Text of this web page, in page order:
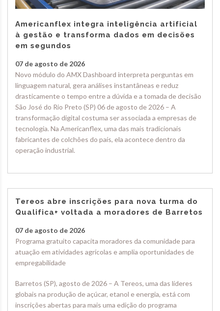
Americanflex integra inteligência artificial
à gestão e transforma dados em decisões
em segundos
07 de agosto de 2026
Novo módulo do AMX Dashboard interpreta perguntas em
linguagem natural, gera análises instantâneas e reduz
drasticamente o tempo entre a dúvida e a tomada de decisão
São José do Rio Preto (SP) 06 de agosto de 2026 – A
transformação digital costuma ser associada a empresas de
tecnologia. Na Americanflex, uma das mais tradicionais
fabricantes de colchões do país, ela acontece dentro da
operação industrial.
Tereos abre inscrições para nova turma do
Qualifica+ voltada a moradores de Barretos
07 de agosto de 2026
Programa gratuito capacita moradores da comunidade para
atuação em atividades agrícolas e amplia oportunidades de
empregabilidade
Barretos (SP), agosto de 2026 – A Tereos, uma das líderes
globais na produção de açúcar, etanol e energia, está com
inscrições abertas para mais uma edição do programa